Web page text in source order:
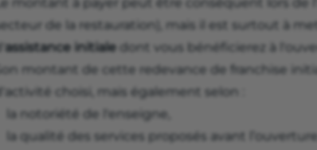
de la restauration), mais il est surtout à
assistance initiale dont vous bénéficierez à
montant de cette redevance de franchise
choisi, mais également selon :
la notoriété de l'enseigne,
la qualité des services proposés avant l’ouverture,